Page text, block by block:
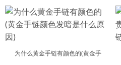
为什么黄金手链有颜色的(黄金手